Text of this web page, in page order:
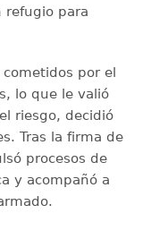
refugio para
por el
lo que le valió
riesgo, decidió
Tras la firma de
procesos de
y acompañó a